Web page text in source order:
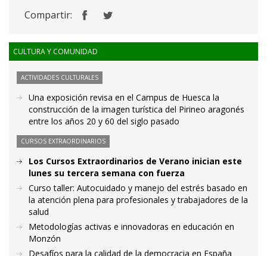
Compartir:
CULTURA Y COMUNIDAD
ACTIVIDADES CULTURALES
Una exposición revisa en el Campus de Huesca la
construcción de la imagen turística del Pirineo aragonés
entre los años 20 y 60 del siglo pasado
CURSOS EXTRAORDINARIOS
Los Cursos Extraordinarios de Verano inician este
lunes su tercera semana con fuerza
Curso taller: Autocuidado y manejo del estrés basado en
la atención plena para profesionales y trabajadores de la
salud
Metodologías activas e innovadoras en educación en
Monzón
Desafíos para la calidad de la democracia en España